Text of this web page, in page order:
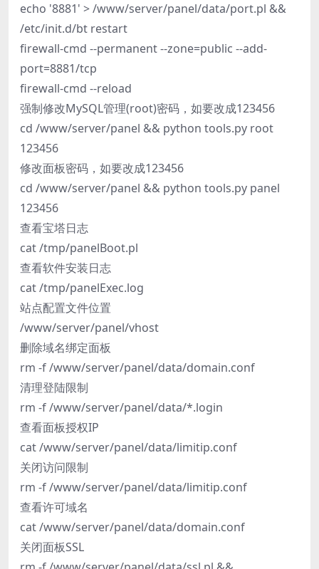
echo '8881' > /www/server/panel/data/port.pl &&
/etc/init.d/bt restart
firewall-cmd --permanent --zone=public --add-
port=8881/tcp
firewall-cmd --reload
强制修改MySQL管理(root)密码，如要改成123456
cd /www/server/panel && python tools.py root
123456
修改面板密码，如要改成123456
cd /www/server/panel && python tools.py panel
123456
查看宝塔日志
cat /tmp/panelBoot.pl
查看软件安装日志
cat /tmp/panelExec.log
站点配置文件位置
/www/server/panel/vhost
删除域名绑定面板
rm -f /www/server/panel/data/domain.conf
清理登陆限制
rm -f /www/server/panel/data/*.login
查看面板授权IP
cat /www/server/panel/data/limitip.conf
关闭访问限制
rm -f /www/server/panel/data/limitip.conf
查看许可域名
cat /www/server/panel/data/domain.conf
关闭面板SSL